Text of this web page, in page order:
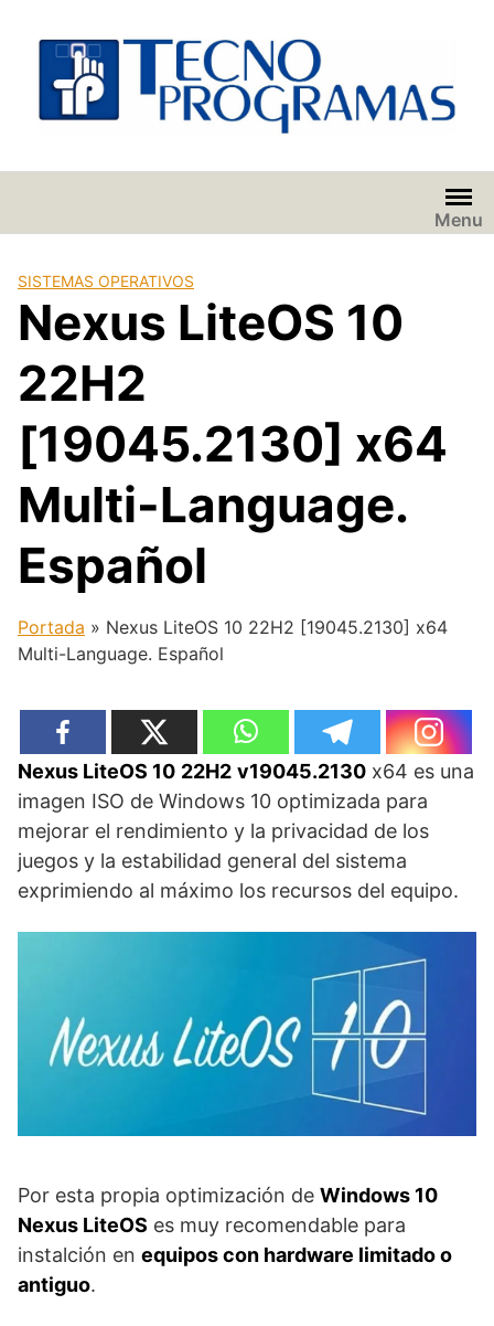
contenido
Menu
SISTEMAS OPERATIVOS
Nexus LiteOS 10
22H2
[19045.2130] x64
Multi-Language.
Español
Portada » Nexus LiteOS 10 22H2 [19045.2130] x64
Multi-Language. Español
Nexus LiteOS 10 22H2 v19045.2130 x64 es una
imagen ISO de Windows 10 optimizada para
mejorar el rendimiento y la privacidad de los
juegos y la estabilidad general del sistema
exprimiendo al máximo los recursos del equipo.
Por esta propia optimización de Windows 10
Nexus LiteOS es muy recomendable para
instalción en equipos con hardware limitado o
antiguo.